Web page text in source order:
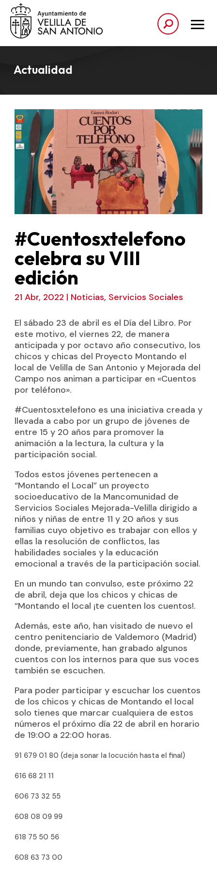
Actualidad
#Cuentosxtelefono
celebra su VIII
edición
21 Abr, 2022 | Noticias, Servicios Sociales
El sábado 23 de abril es el Día del Libro. Por
este motivo, el viernes 22, de manera
anticipada y por octavo año consecutivo, los
chicos y chicas del Proyecto Montando el
local de Velilla de San Antonio y Mejorada del
Campo nos animan a participar en «Cuentos
por teléfono».
#Cuentosxtelefono es una iniciativa creada y
llevada a cabo por un grupo de jóvenes de
entre 15 y 20 años para promover la
animación a la lectura, la cultura y la
participación social.
Todos estos jóvenes pertenecen a
“Montando el Local” un proyecto
socioeducativo de la Mancomunidad de
Servicios Sociales Mejorada-Velilla dirigido a
niños y niñas de entre 11 y 20 años y sus
familias cuyo objetivo es trabajar con ellos y
ellas la resolución de conflictos, las
habilidades sociales y la educación
emocional a través de la participación social.
En un mundo tan convulso, este próximo 22
de abril, deja que los chicos y chicas de
“Montando el local ¡te cuenten los cuentos!.
Además, este año, han visitado de nuevo el
centro penitenciario de Valdemoro (Madrid)
donde, previamente, han grabado algunos
cuentos con los internos para que sus voces
también se escuchen.
Para poder participar y escuchar los cuentos
de los chicos y chicas de Montando el local
solo tienes que marcar cualquiera de estos
números el próximo día 22 de abril en horario
de 19:00 a 22:00 horas.
91 679 01 80 (deja sonar la locución hasta el final)
616 68 21 11
606 73 32 55
608 08 09 99
618 75 50 56
608 63 73 00